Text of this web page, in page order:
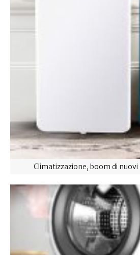
Climatizzazione, boom di nuovi